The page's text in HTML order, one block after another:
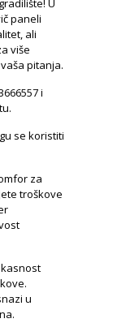
U
paneli
ali
više
pitanja.
i
se koristiti
za
troškove
u